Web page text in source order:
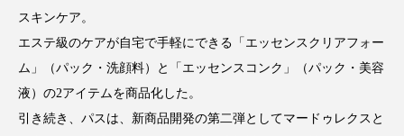
エクソソーム
カウンセラー カウンセリング
カカイオイル ガジェット キーワード
スキンケア。
エステ級のケアが自宅で手軽にできる「エッセンスクリアフォー
ム」（パック・洗顔料）と「エッセンスコンク」（パック・美容
液）の2アイテムを商品化した。
引き続き、パスは、新商品開発の第二弾としてマードゥレクスと